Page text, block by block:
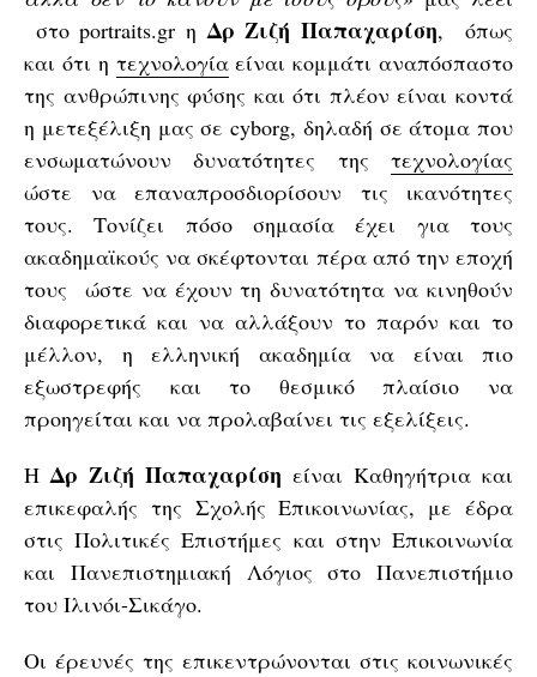
στo portraits.gr η Δρ Ζιζή Παπαχαρίση, όπως
και ότι η τεχνολογίαείναι κομμάτι αναπόσπαστο
της ανθρώπινης φύσης και ότι πλέον είναι κοντά
η μετεξέλιξη μας σε cyborg, δηλαδή σε άτομα που
ενσωματώνουν δυνατότητες της τεχνολογίας
ώστε να επαναπροσδιορίσουν τις ικανότητες
τους. Τονίζει πόσο σημασία έχει για τους
ακαδημαϊκούς να σκέφτονται πέρα από την εποχή
τους ώστε να έχουν τη δυνατότητα να κινηθούν
διαφορετικά και να αλλάξουν το παρόν και το
μέλλον, η ελληνική ακαδημία να είναι πιο
εξωστρεφής και το θεσμικό πλαίσιο να
προηγείται και να προλαβαίνει τις εξελίξεις.
H Δρ Ζιζή Παπαχαρίση είναι Καθηγήτρια και
επικεφαλής της Σχολής Επικοινωνίας, με έδρα
στις Πολιτικές Επιστήμες και στην Επικοινωνία
και Πανεπιστημιακή Λόγιος στο Πανεπιστήμιο
του Ιλινόι-Σικάγο.
Οι έρευνές της επικεντρώνονται στις κοινωνικές